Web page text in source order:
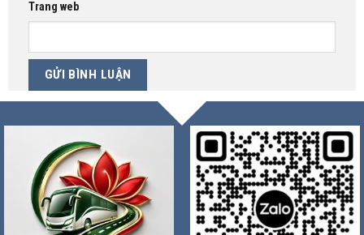
Trang web